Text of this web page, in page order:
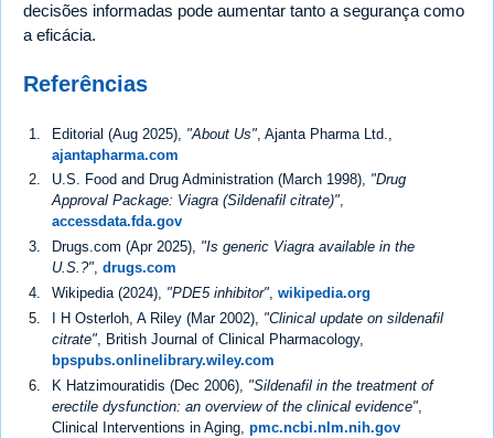
decisões informadas pode aumentar tanto a segurança como
a eficácia.
Referências
Editorial (Aug 2025), "About Us" , Ajanta Pharma Ltd.,
ajantapharma.com
U.S. Food and Drug Administration (March 1998), "Drug
Approval Package: Viagra (Sildenafil citrate)",
accessdata.fda.gov
Drugs.com (Apr 2025), "Is generic Viagra available in the
U.S.?", drugs.com
Wikipedia (2024), "PDE5 inhibitor", wikipedia.org
I H Osterloh, A Riley (Mar 2002), "Clinical update on sildenafil
citrate", British Journal of Clinical Pharmacology,
bpspubs.onlinelibrary.wiley.com
K Hatzimouratidis (Dec 2006), "Sildenafil in the treatment of
erectile dysfunction: an overview of the clinical evidence"
Clinical Interventions in Aging, pmc.ncbi.nlm.nih.gov